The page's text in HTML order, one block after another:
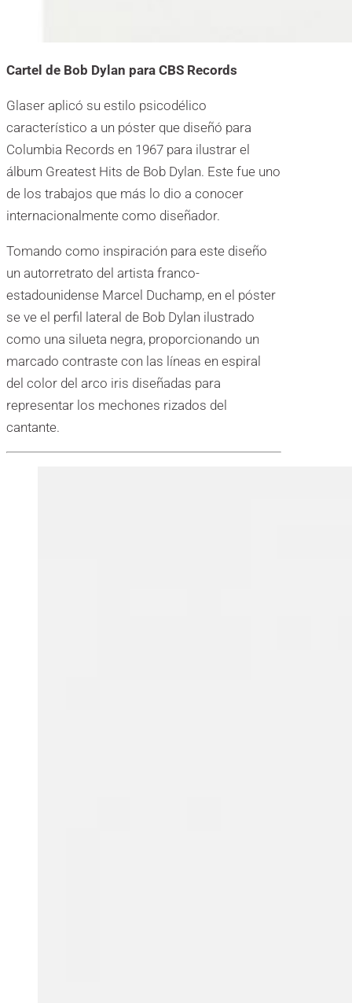
Cartel de Bob Dylan para CBS Records
Glaser aplicó su estilo psicodélico
característico a un póster que diseñó para
Columbia Records en 1967 para ilustrar el
álbum Greatest Hits de Bob Dylan. Este fue uno
de los trabajos que más lo dio a conocer
internacionalmente como diseñador.
Tomando como inspiración para este diseño
un autorretrato del artista franco-
estadounidense Marcel Duchamp, en el póster
se ve el perfil lateral de Bob Dylan ilustrado
como una silueta negra, proporcionando un
marcado contraste con las líneas en espiral
del color del arco iris diseñadas para
representar los mechones rizados del
cantante.